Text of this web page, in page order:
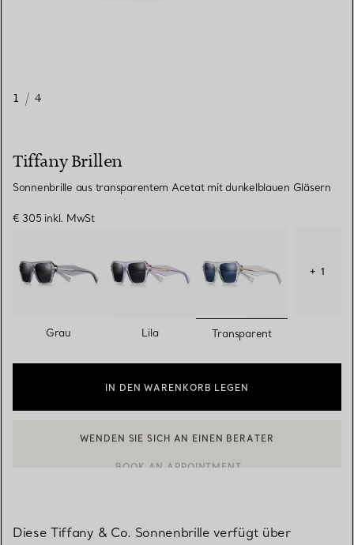
1 / 4
Tiffany Brillen
Sonnenbrille aus transparentem Acetat mit dunkelblauen Gläsern
€ 305 inkl. MwSt
Grau Lila ausgewählt
Transparent
+ 1
IN DEN WARENKORB LEGEN
BOOK AN APPOINTMENT
Diese Tiffany & Co. Sonnenbrille verfügt über